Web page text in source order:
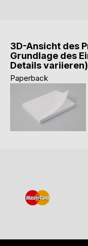
3D-Ansicht des
Grundlage des
Details variieren)
Paperback